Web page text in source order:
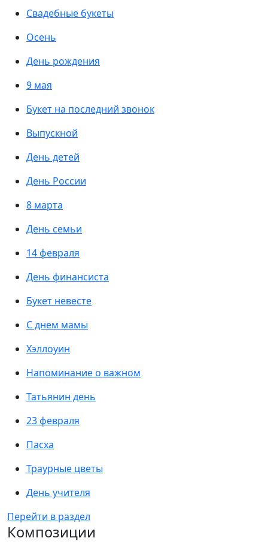
Свадебные букеты
Осень
День рождения
9 мая
Букет на последний звонок
Выпускной
День детей
День России
8 марта
День семьи
14 февраля
День финансиста
Букет невесте
С днем мамы
Хэллоуин
Напоминание о важном
Татьянин день
23 февраля
Пасха
Траурные цветы
День учителя
Перейти в раздел
Композиции